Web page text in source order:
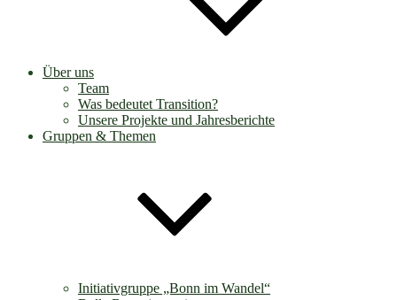
Über uns
Team
Was bedeutet Transition?
Unsere Projekte und Jahresberichte
Gruppen & Themen
Initiativgruppe „Bonn im Wandel“